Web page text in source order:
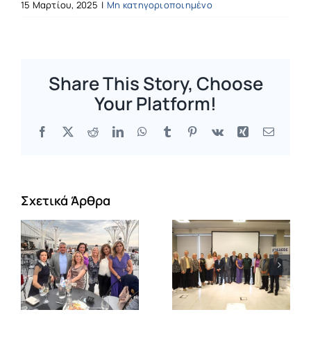
15 Μαρτίου, 2025 | Μη κατηγοριοποιημένο
Share This Story, Choose
Your Platform!
Facebook
X RedditLinkedInWhatsApp
Tumblr Pinterest
Vk Xing Email
Σχετικά Άρθρα